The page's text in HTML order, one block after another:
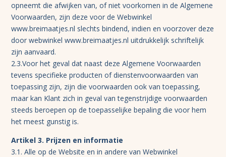
opneemt die afwijken van, of niet voorkomen in de Algemene
Voorwaarden, zijn deze voor de Webwinkel
www.breimaatjes.nl slechts bindend, indien en voorzover deze
door webwinkel www.breimaatjes.nl uitdrukkelijk schriftelijk
zijn aanvaard.
2.3.Voor het geval dat naast deze Algemene Voorwaarden
tevens specifieke producten of dienstenvoorwaarden van
toepassing zijn, zijn die voorwaarden ook van toepassing,
maar kan Klant zich in geval van tegenstrijdige voorwaarden
steeds beroepen op de toepasselijke bepaling die voor hem
het meest gunstig is.
Artikel 3. Prijzen en informatie
3.1. Alle op de Website en in andere van Webwinkel